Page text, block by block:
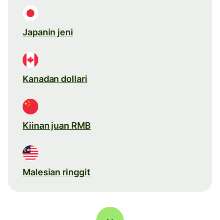
Japanin jeni
Kanadan dollari
Kiinan juan RMB
Malesian ringgit